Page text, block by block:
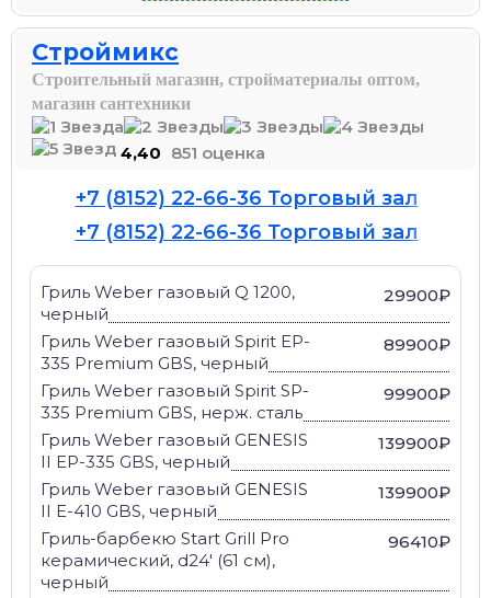
Строймикс
Строительный магазин, стройматериалы оптом,
магазин сантехники
4,40 851 оценка
+7 (8152) 22-66-36 Торговый зал
+7 (8152) 22-66-36 Торговый зал
Гриль Weber газовый Q 1200,
черный
29900₽
Гриль Weber газовый Spirit EP-
335 Premium GBS, черный
89900₽
Гриль Weber газовый Spirit SP-
335 Premium GBS, нерж. cтaль
99900₽
Гриль Weber газовый GENESIS
II EP-335 GBS, черный
139900₽
Гриль Weber газовый GENESIS
II E-410 GBS, черный
139900₽
Гриль-барбекю Start Grill Pro
керамический, d24' (61 см),
черный
96410₽